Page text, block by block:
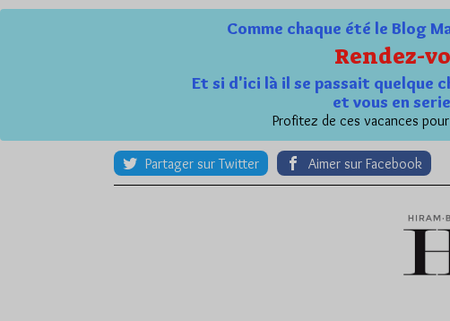
Comme chaque été le Blog
Rendez-
Et si d'ici là il se passait quelque
et vous en
Profitez de ces vacances
Partager sur Twitter Aimer sur Facebook